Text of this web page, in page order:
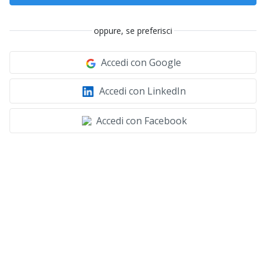
oppure, se preferisci
Accedi con Google
Accedi con LinkedIn
Accedi con Facebook